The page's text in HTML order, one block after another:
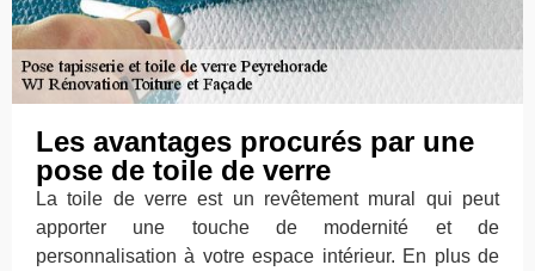
Les avantages procurés par une
pose de toile de verre
La toile de verre est un revêtement mural qui peut
apporter une touche de modernité et de
personnalisation à votre espace intérieur. En plus de